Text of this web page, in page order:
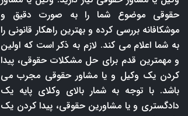
حقوقی موضوع شما را به صورت دقیق و
موشکافانه بررسی کرده و بهترین راهکار قانونی را
به شما اعلام می کند. لازم به ذکر است که اولین
و مهمترین قدم برای حل مشکلات حقوقی، پیدا
کردن یک وکیل و یا مشاور حقوقی مجرب می
باشد. با توجه به شمار بالای وکلای پایه یک
دادگستری و یا مشاورین حقوقی، پیدا کردن یک